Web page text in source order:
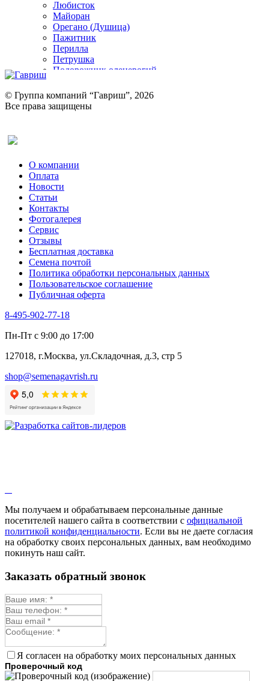
Любисток
Майоран
Орегано (Душица)
Пажитник
Перилла
Петрушка
Подорожник оленерогий
Ревень
Рукола
Рута
Тмин
Трава для чая
Туласи
Укроп
Фенхель пряный
Хризантема овощная
Цикорий пряный
Цикорий салатный (Витлуф)
Черемша
Шпинат
Щавель
Эндивий
Эстрагон
Алтей
Бессмертник
Валериана
Валерианелла
Гибискус лекарственный
Девясил
Душица
Змееголовник
Мыльнянка
Мята
Овсяный корень
Огуречная трава
Пустырник
Репешок
Синюха
Смесь лекарственных
Стевия
Тимьян ползучий (чабрец)
Фенхель лекарственный
© Группа компаний “Гавриш”, 2026
Все права защищены
О компании
Оплата
Новости
Статьи
Контакты
Фотогалерея​
Сервис
Отзывы
Бесплатная доставка
Семена почтой
Политика обработки персональных данных
Пользовательское соглашение
Публичная оферта
8-495-902-77-18
Пн-Пт с 9:00 до 17:00
127018, г.Москва, ул.Складочная, д.3, стр 5
shop@semenagavrish.ru
Мы получаем и обрабатываем персональные данные
посетителей нашего сайта в соответствии с официальной
политикой конфиденциальности. Если вы не даете согласия
на обработку своих персональных данных, вам необходимо
покинуть наш сайт.
Заказать обратный звонок
Я согласен на обработку моих персональных данных
Проверочный код